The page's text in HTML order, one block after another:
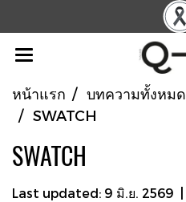
หน้าแรก บทความทั้งหมด
SWATCH
SWATCH
Last updated: 9 มิ.ย. 2569